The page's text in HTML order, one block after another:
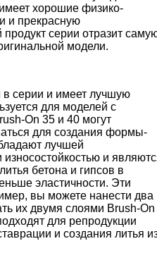
хорошие физико-
и прекрасную
серии отразит
модели.
серии и имеет лучшую
для моделей с
On 35 и 40 могут
для создания формы-
лучшей
и
бетона и гипсов в
эластичности. Эти
вы можете нанести два
их двумя слоями Brush-On
для репродукции
и создания литья